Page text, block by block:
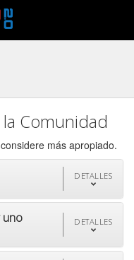
Comunidad
más apropiado.
DETALLES
uno DETALLES